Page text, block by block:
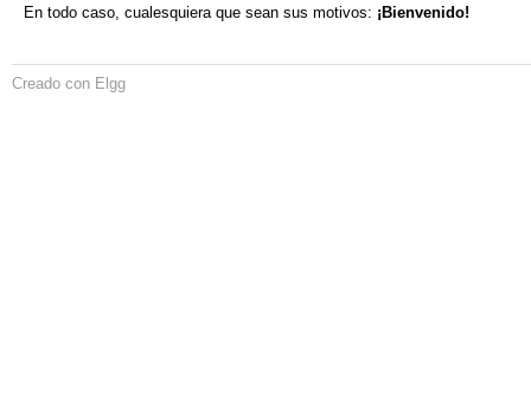
En todo caso, cualesquiera que sean sus motivos: ¡Bienvenido!
Creado con Elgg